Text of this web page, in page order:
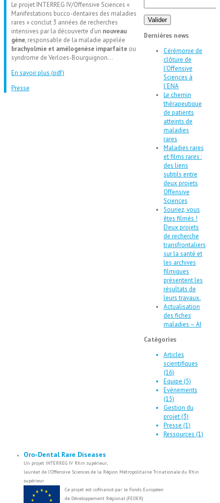
Le projet INTERREG IV/Offensive Sciences «
Manifestations bucco-dentaires des maladies
rares » conclut 3 années de recherches
intensives par la découverte d’un nouveau
gène, responsable de la maladie appelée
brachyolmie et amélogenèse imparfaite ou
syndrome de Verloes-Bourguignon…
En savoir plus (pdf)
Presse
Dernières news
Cérémonie de
clôture de
l’Offensive
Sciences à
l’ENA
Le chemin
thérapeutique
de patients
atteints de
maladies
rares
Maladies rares
et films rares :
des liens
subtils entre
deux projets
Offensive
Sciences
Souriez, vous
êtes filmés !
Deux projets
de recherche
transfrontaliers
sur la santé et
les archives
filmiques
présentent les
résultats de
leurs travaux.
Actualisation
des fiches
maladies – AI
Catégories
Articles
scientifiques
(16)
Equipe (5)
Evénements
(15)
Gestion du
projet (3)
Presse (1)
Ressources (1)
Oro-Dental Rare Diseases
Un projet INTERREG IV Rhin supérieur,
lauréat de l’Offensive Sciences de la Région Métropolitaine Trinationale du Rhin
supérieur
Ce projet est cofinancé par le Fonds Européen
de Développement Régional (FEDER)